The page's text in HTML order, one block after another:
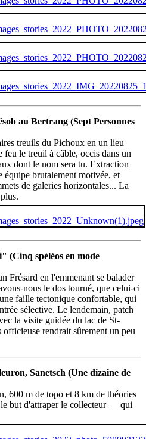
au Bertrang (Sept Personnes
treuils du Pichoux en un lieu
feu le treuil à câble, occis dans un
dont le nom sera tu. Extraction
brutalement motivée, et
de galeries horizontales... La
(Cinq spéléos en mode
Frésard en l'emmenant se balader
nous le dos tourné, que celui-ci
faille tectonique confortable, qui
sélective. Le lendemain, patch
la visite guidée du lac de St-
rendrait sûrement un peu
Sanetsch (Une dizaine de
600 m de topo et 8 km de théories
le but d'attraper le collecteur — qui